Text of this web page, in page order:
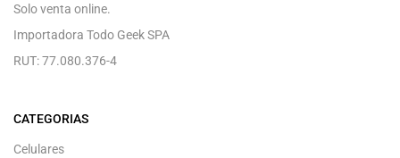
Solo venta online.
Importadora Todo Geek SPA
RUT: 77.080.376-4
CATEGORIAS
Celulares